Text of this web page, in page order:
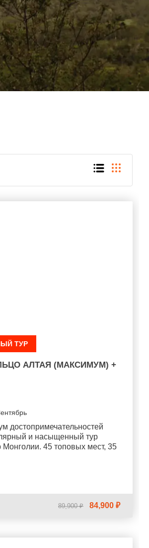
ТУР
АЛТАЯ (МАКСИМУМ) +
достопримечательностей
и насыщенный тур
Монголии. 45 топовых мест, 35
89,900 ₽ 84,900 ₽